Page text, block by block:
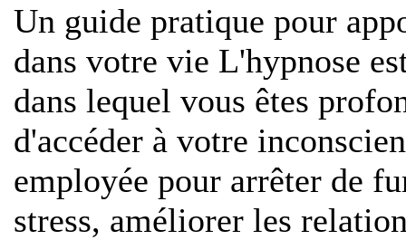
Un guide pratique pour
dans votre vie L'hypnose
dans lequel vous êtes
d'accéder à votre
employée pour arrêter de
stress, améliorer les